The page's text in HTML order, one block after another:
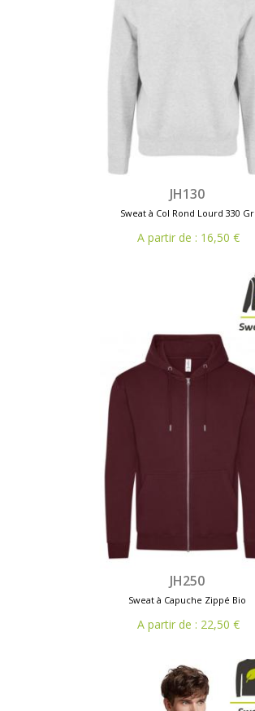
JH130
Sweat à Col Rond Lourd 330 Gr
A partir de : 16,50 €
JH250
Sweat à Capuche Zippé Bio
A partir de : 22,50 €